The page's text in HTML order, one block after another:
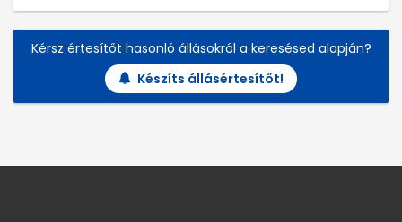
Kérsz értesítőt hasonló állásokról a keresésed alapján?
Készíts állásértesítőt!